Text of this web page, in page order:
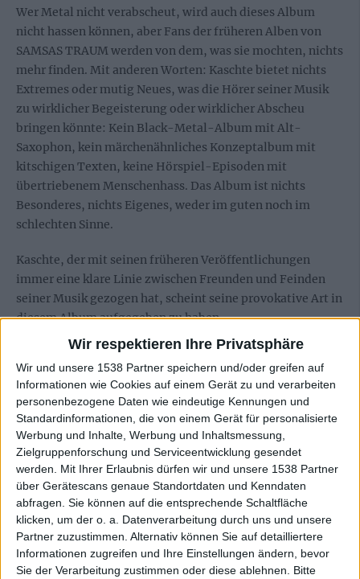
Wir respektieren Ihre Privatsphäre
Wir und unsere 1538 Partner speichern und/oder greifen auf
Informationen wie Cookies auf einem Gerät zu und verarbeiten
personenbezogene Daten wie eindeutige Kennungen und
Standardinformationen, die von einem Gerät für personalisierte
Werbung und Inhalte, Werbung und Inhaltsmessung,
Zielgruppenforschung und Serviceentwicklung gesendet
werden.
Mit Ihrer Erlaubnis dürfen wir und unsere 1538 Partner
über Gerätescans genaue Standortdaten und Kenndaten
abfragen. Sie können auf die entsprechende Schaltfläche
klicken, um der o. a. Datenverarbeitung durch uns und unsere
Partner zuzustimmen. Alternativ können Sie auf detailliertere
Informationen zugreifen und Ihre Einstellungen ändern, bevor
Sie der Verarbeitung zustimmen oder diese ablehnen.
Bitte
Wer Metal nicht verabscheut, wird auch dieses Album
nicht hassen können, aber Fans der früheren Alben von
SAMSAS TRAUM werden von dem, was sie mochten, nichts
mehr finden. Mit anderen Worten: Kaschte bietet nichts
Extremes oder mutig Neues, was die Hörer seiner Musik
zu wirklicher Begeisterung oder wirklicher Abscheu
bringen könnte: Kein Black-Metal-Album mit Alt-
Saxophon, kein märchenähnliches Konzeptalbum mit
kitschigen Texten, keine Hörspiel-Episoden mit
übertriebenem Menschenhass. Das Album ist nichts
Besonderes, nichts Eigenes, weder im guten noch im
schlechten Sinne.
Kaschte, der mit seinen früheren Veröffentlichungen
immer eine klare Linie zwischen Freunden und Feinden
seiner Musik gezogen hat, scheint seine provokative Art in
diesem Album aufgegeben zu haben.
„13 Jahre lang dagegen – Anti bis zum Tod“ ist ein viel
versprechender Titel, aber der Inhalt hält nichts davon.
Kein dagegen, kein Anti, kein Ausdruck, keine Provokation
sondern eben trockener, ausdrucksloser Metal.
Zur Startseite
06.11.2009
Rain